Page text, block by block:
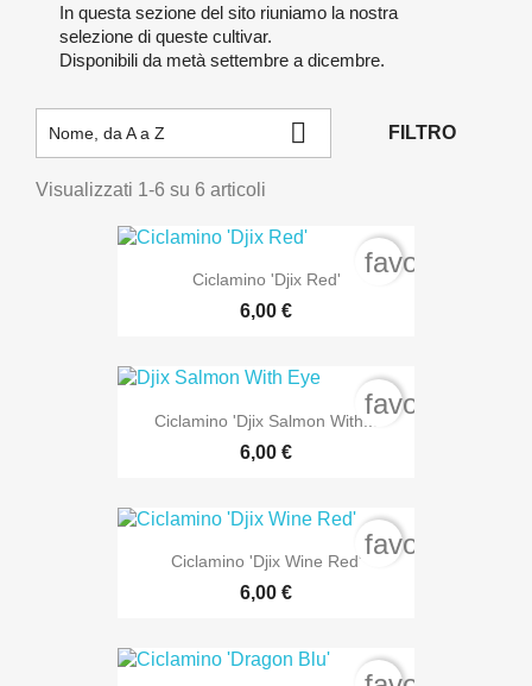
In questa sezione del sito riuniamo la nostra
selezione di queste cultivar.
Disponibili da metà settembre a dicembre.
Nome, da A a Z  FILTRO
Visualizzati 1-6 su 6 articoli
Ciclamino 'Djix Red'
6,00 €
Ciclamino 'Djix Salmon With...
6,00 €
Ciclamino 'Djix Wine Red'
6,00 €